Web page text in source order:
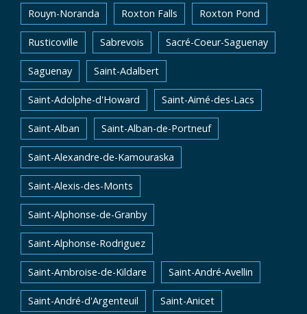
Rouyn-Noranda Roxton Falls Roxton Pond
Rusticoville Sabrevois Sacré-Coeur-Saguenay
Saguenay Saint-Adalbert
Saint-Adolphe-d'Howard Saint-Aimé-des-Lacs
Saint-Alban Saint-Alban-de-Portneuf
Saint-Alexandre-de-Kamouraska
Saint-Alexis-des-Monts
Saint-Alphonse-de-Granby
Saint-Alphonse-Rodriguez
Saint-Ambroise-de-Kildare Saint-André-Avellin
Saint-André-d'Argenteuil Saint-Anicet